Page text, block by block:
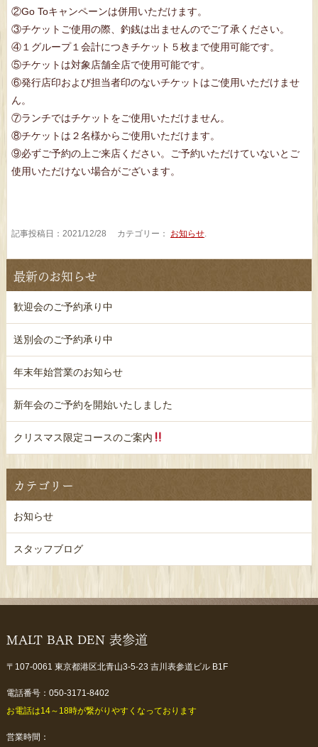
②Go Toキャンペーンは併用いただけます。
③チケットご使用の際、釣銭は出ませんのでご了承ください。
④１グループ１会計につきチケット５枚まで使用可能です。
⑤チケットは対象店舗全店で使用可能です。
⑥発行店印および担当者印のないチケットはご使用いただけませ
ん。
⑦ランチではチケットをご使用いただけません。
⑧チケットは２名様からご使用いただけます。
⑨必ずご予約の上ご来店ください。ご予約いただけていないとご
使用いただけない場合がございます。
記事投稿日：2021/12/28 カテゴリー： お知らせ.
最新のお知らせ
歓迎会のご予約承り中
送別会のご予約承り中
年末年始営業のお知らせ
新年会のご予約を開始いたしました
クリスマス限定コースのご案内
カテゴリー
お知らせ
スタッフブログ
MALT BAR DEN 表参道
〒107-0061 東京都港区北青山3-5-23 吉川表参道ビル B1F
電話番号：050-3171-8402
お電話は14～18時が繋がりやすくなっております
営業時間：